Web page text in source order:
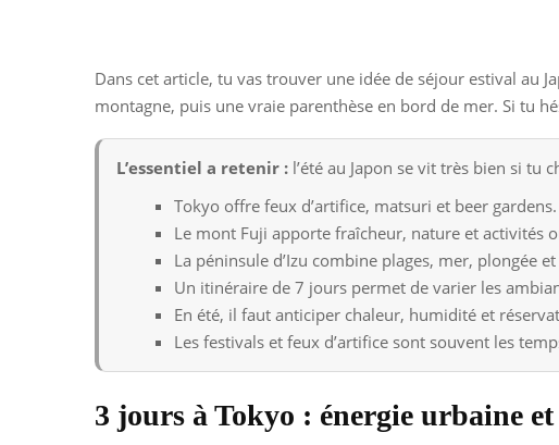
Dans cet article, tu vas trouver une idée de séjour estival au
montagne, puis une vraie parenthèse en bord de mer. Si tu
L’essentiel a retenir : l’été au Japon se vit très bien si tu
Tokyo offre feux d’artifice, matsuri et beer gardens.
Le mont Fuji apporte fraîcheur, nature et activités
La péninsule d’Izu combine plages, mer, plongée
Un itinéraire de 7 jours permet de varier les
En été, il faut anticiper chaleur, humidité et
Les festivals et feux d’artifice sont souvent les
3 jours à Tokyo : énergie urbaine et